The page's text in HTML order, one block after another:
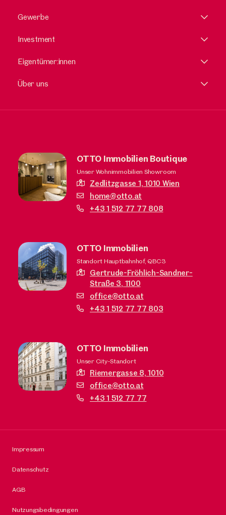
Gewerbe
Investment
Eigentümer:innen
Über uns
OTTO Immobilien Boutique
Unser Wohnimmobilien Showroom
Zedlitzgasse 1,1010 Wien
home@otto.at
+43 1 512 77 77 808
OTTO Immobilien
Standort Hauptbahnhof, QBC3
Gertrude-Fröhlich-Sandner-
Straße 3, 1100
office@otto.at
+43 1 512 77 77 803
OTTO Immobilien
Unser City-Standort
Riemergasse 8,1010
office@otto.at
+43 1 512 77 77
Impressum
Datenschutz
AGB
Nutzungsbedingungen